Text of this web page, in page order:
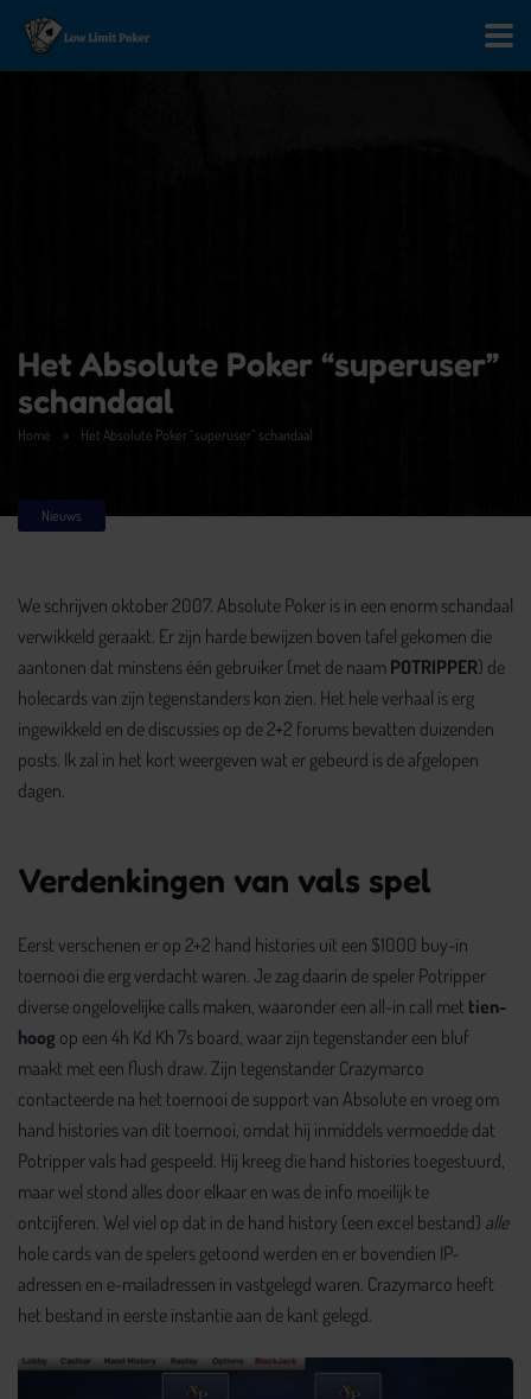
Het Absolute Poker “superuser”
schandaal
Home » Het Absolute Poker “superuser” schandaal
Nieuws
We schrijven oktober 2007. Absolute Poker is in een enorm schandaal
verwikkeld geraakt. Er zijn harde bewijzen boven tafel gekomen die
aantonen dat minstens één gebruiker (met de naam POTRIPPER) de
holecards van zijn tegenstanders kon zien. Het hele verhaal is erg
ingewikkeld en de discussies op de 2+2 forums bevatten duizenden
posts. Ik zal in het kort weergeven wat er gebeurd is de afgelopen
dagen.
Verdenkingen van vals spel
Eerst verschenen er op 2+2 hand histories uit een $1000 buy-in
toernooi die erg verdacht waren. Je zag daarin de speler Potripper
diverse ongelovelijke calls maken, waaronder een all-in call met tien-
hoog op een 4h Kd Kh 7s board, waar zijn tegenstander een bluf
maakt met een flush draw. Zijn tegenstander Crazymarco
contacteerde na het toernooi de support van Absolute en vroeg om
hand histories van dit toernooi, omdat hij inmiddels vermoedde dat
Potripper vals had gespeeld. Hij kreeg die hand histories toegestuurd,
maar wel stond alles door elkaar en was de info moeilijk te
ontcijferen. Wel viel op dat in de hand history (een excel bestand) alle
hole cards van de spelers getoond werden en er bovendien IP-
adressen en e-mailadressen in vastgelegd waren. Crazymarco heeft
het bestand in eerste instantie aan de kant gelegd.